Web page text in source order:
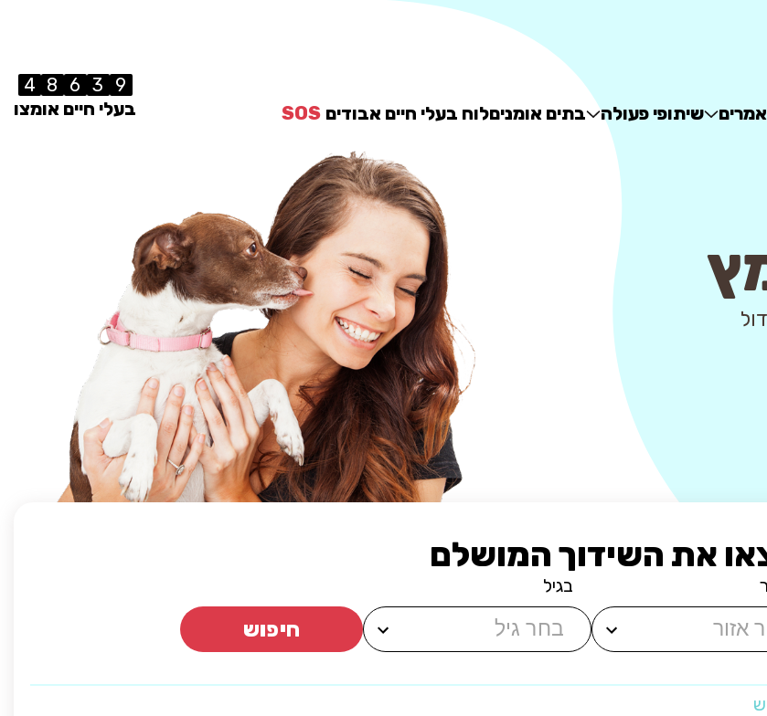
שיתופי פעולה בתים אומניםלוח בעלי חיים אבודים SOS
9
3
6
8
4
בעלי חיים אומצו
הגדול
את השידוך המושלם
בגיל
חיפוש